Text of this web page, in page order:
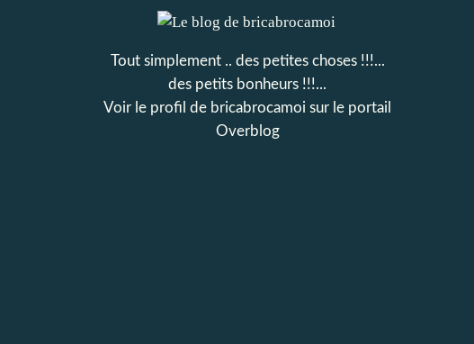
Tout simplement .. des petites choses !!!...
des petits bonheurs !!!...
Voir le profil de bricabrocamoi sur le portail
Overblog